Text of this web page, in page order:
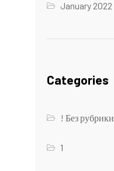
January 2022
Categories
! Без рубрики
1